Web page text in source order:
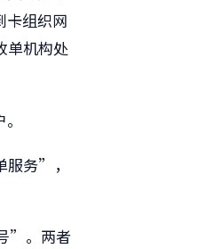
卡组织网
单机构处
服务”，
”。两者